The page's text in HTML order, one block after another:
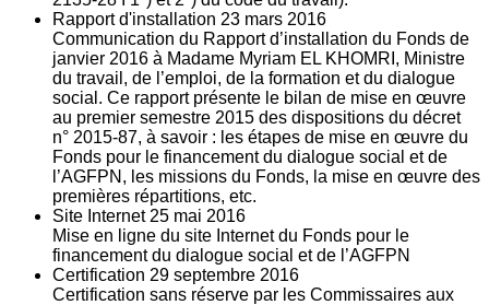
Rapport d'installation 23 mars 2016
Communication du Rapport d’installation du Fonds de
janvier 2016 à Madame Myriam EL KHOMRI, Ministre
du travail, de l’emploi, de la formation et du dialogue
social. Ce rapport présente le bilan de mise en œuvre
au premier semestre 2015 des dispositions du décret
n° 2015-87, à savoir : les étapes de mise en œuvre du
Fonds pour le financement du dialogue social et de
l’AGFPN, les missions du Fonds, la mise en œuvre des
premières répartitions, etc.
Site Internet 25 mai 2016
Mise en ligne du site Internet du Fonds pour le
financement du dialogue social et de l’AGFPN
Certification 29 septembre 2016
Certification sans réserve par les Commissaires aux